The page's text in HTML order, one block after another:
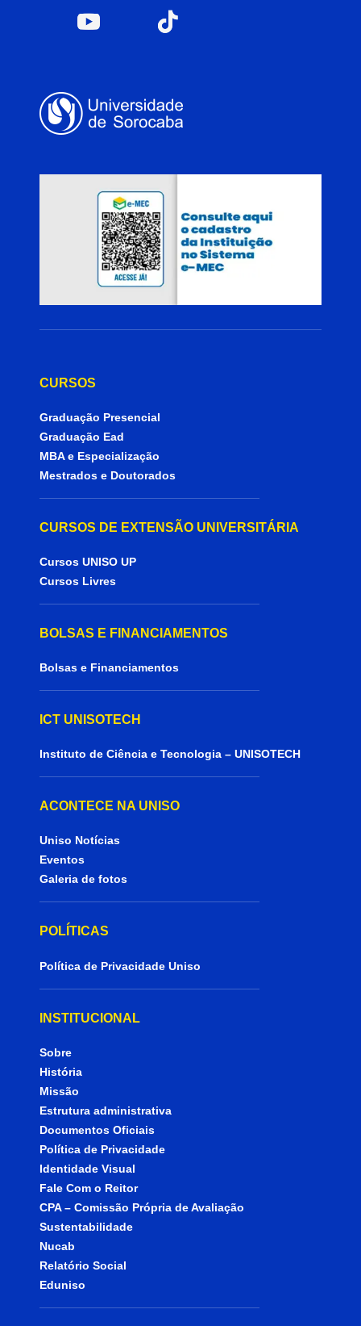
CURSOS
Graduação Presencial
Graduação Ead
MBA e Especialização
Mestrados e Doutorados
CURSOS DE EXTENSÃO UNIVERSITÁRIA
Cursos UNISO UP
Cursos Livres
BOLSAS E FINANCIAMENTOS
Bolsas e Financiamentos
ICT UNISOTECH
Instituto de Ciência e Tecnologia – UNISOTECH
ACONTECE NA UNISO
Uniso Notícias
Eventos
Galeria de fotos
POLÍTICAS
Política de Privacidade Uniso
INSTITUCIONAL
Sobre
História
Missão
Estrutura administrativa
Documentos Oficiais
Política de Privacidade
Identidade Visual
Fale Com o Reitor
CPA – Comissão Própria de Avaliação
Sustentabilidade
Nucab
Relatório Social
Eduniso